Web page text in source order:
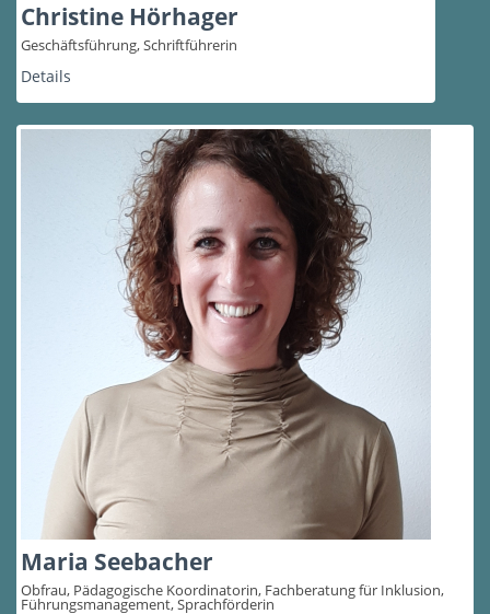
Christine Hörhager
Geschäftsführung, Schriftführerin
Details
Maria Seebacher
Obfrau, Pädagogische Koordinatorin, Fachberatung für Inklusion,
Führungsmanagement, Sprachförderin